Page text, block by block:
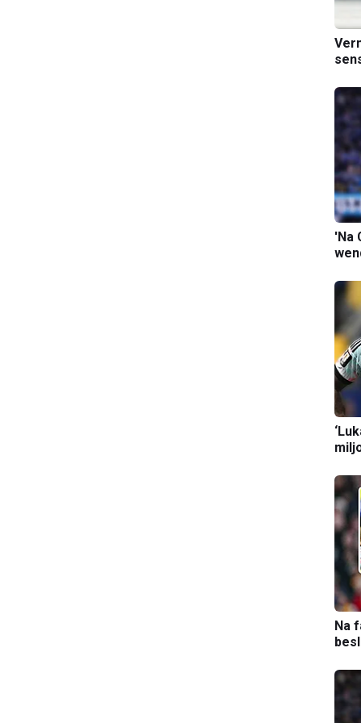
'Na
Na